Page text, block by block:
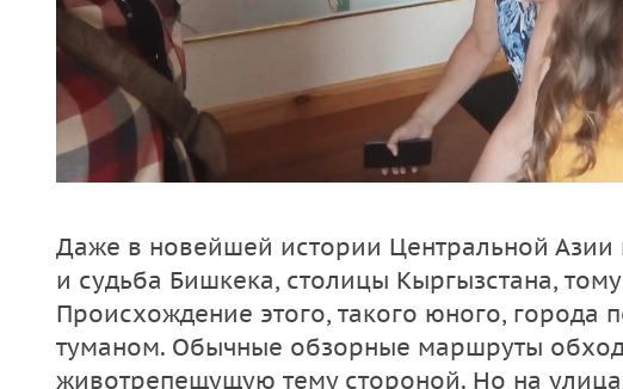
Даже в новейшей истории Центральной Азии
и судьба Бишкека, столицы Кыргызстана,
Происхождение этого, такого юного, города
туманом. Обычные обзорные маршруты
животрепещущую тему стороной. Но на